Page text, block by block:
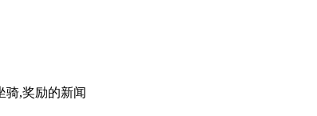
骑,奖励的新闻